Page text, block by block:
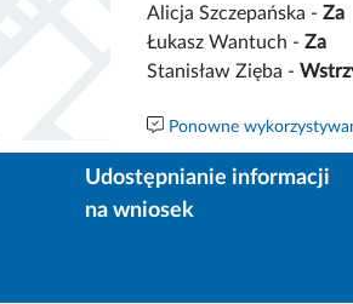
Alicja Szczepańska - Za
Łukasz Wantuch - Za
Stanisław Zięba -
Ponowne
Udostępnianie informacji
na wniosek